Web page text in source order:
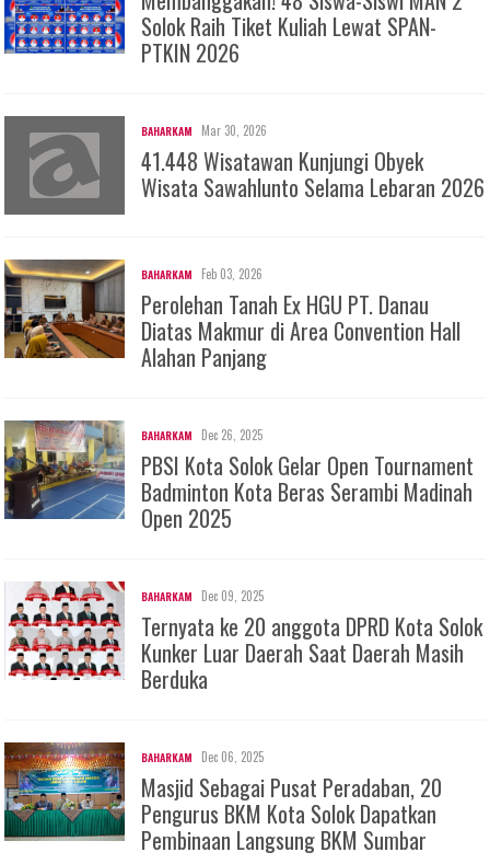
Solok Raih Tiket Kuliah Lewat SPAN-
PTKIN 2026
BAHARKAM Mar 30, 2026
41.448 Wisatawan Kunjungi Obyek
Wisata Sawahlunto Selama Lebaran 2026
BAHARKAM Feb 03, 2026
Perolehan Tanah Ex HGU PT. Danau
Diatas Makmur di Area Convention Hall
Alahan Panjang
BAHARKAM Dec 26, 2025
PBSI Kota Solok Gelar Open Tournament
Badminton Kota Beras Serambi Madinah
Open 2025
BAHARKAM Dec 09, 2025
Ternyata ke 20 anggota DPRD Kota Solok
Kunker Luar Daerah Saat Daerah Masih
Berduka
BAHARKAM Dec 06, 2025
Masjid Sebagai Pusat Peradaban, 20
Pengurus BKM Kota Solok Dapatkan
Pembinaan Langsung BKM Sumbar